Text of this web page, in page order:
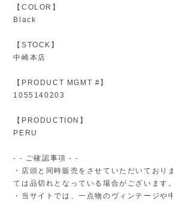
【COLOR】
Black
【STOCK】
中崎本店
【PRODUCT MGMT #】
1055140203
【PRODUCTION】
PERU
- - ご確認事項 - -
・店頭と同時販売をさせていただいており
ては品切れとなっている場合がございます。
・当サイトでは、一点物のヴィンテージや